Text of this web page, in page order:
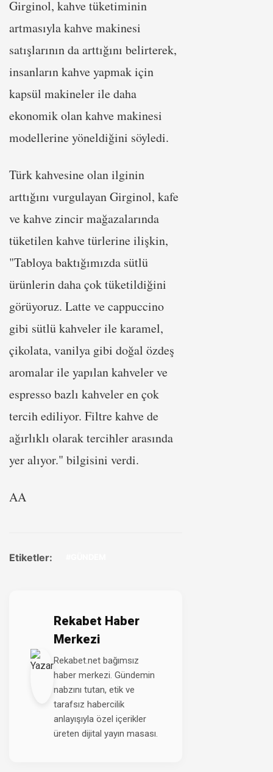
Girginol, kahve tüketiminin
artmasıyla kahve makinesi
satışlarının da arttığını belirterek,
insanların kahve yapmak için
kapsül makineler ile daha
ekonomik olan kahve makinesi
modellerine yöneldiğini söyledi.
Türk kahvesine olan ilginin
arttığını vurgulayan Girginol, kafe
ve kahve zincir mağazalarında
tüketilen kahve türlerine ilişkin,
"Tabloya baktığımızda sütlü
ürünlerin daha çok tüketildiğini
görüyoruz. Latte ve cappuccino
gibi sütlü kahveler ile karamel,
çikolata, vanilya gibi doğal özdeş
aromalar ile yapılan kahveler ve
espresso bazlı kahveler en çok
tercih ediliyor. Filtre kahve de
ağırlıklı olarak tercihler arasında
yer alıyor." bilgisini verdi.
AA
Etiketler:
Rekabet Haber
Merkezi
Rekabet.net bağımsız
haber merkezi. Gündemin
nabzını tutan, etik ve
tarafsız habercilik
anlayışıyla özel içerikler
üreten dijital yayın masası.